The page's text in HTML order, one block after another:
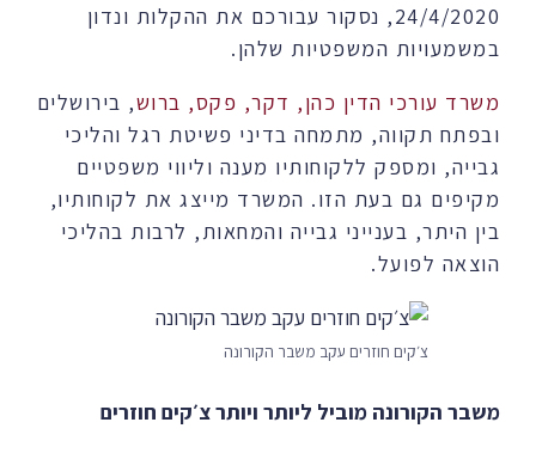
24/4/2020, נסקור עבורכם את ההקלות ונדון
במשמעויות המשפטיות שלהן.
משרד עורכי הדין כהן, דקר, פקס, ברוש, בירושלים
ובפתח תקווה, מתמחה בדיני פשיטת רגל והליכי
גבייה, ומספק ללקוחותיו מענה וליווי משפטיים
מקיפים גם בעת הזו. המשרד מייצג את לקוחותיו,
בין היתר, בענייני גבייה והמחאות, לרבות בהליכי
הוצאה לפועל.
צ׳קים חוזרים עקב משבר הקורונה
משבר הקורונה מוביל ליותר ויותר צ׳קים חוזרים